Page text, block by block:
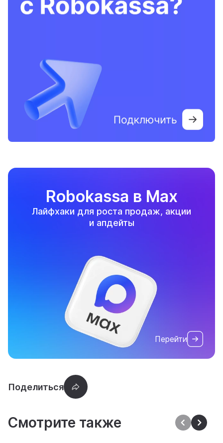
Robokassa в Max
Лайфхаки для роста продаж, акции
и апдейты
Перейти
Смотрите также